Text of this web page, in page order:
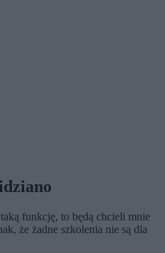
funkcję, to będą chcieli mnie
że żadne szkolenia nie są dla